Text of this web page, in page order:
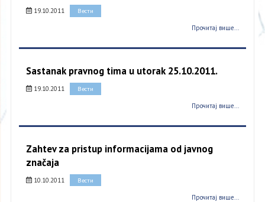
19.10.2011 Вести
Прочитај више...
Sastanak pravnog tima u utorak 25.10.2011.
19.10.2011 Вести
Прочитај више...
Zahtev za pristup informacijama od javnog
značaja
10.10.2011 Вести
Прочитај више...